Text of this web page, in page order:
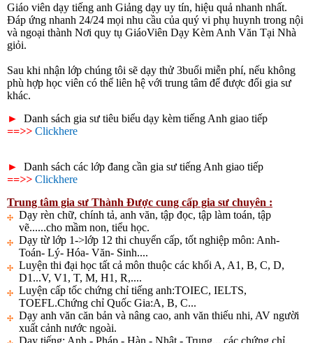
Giáo viên dạy tiếng anh Giảng dạy uy tín, hiệu quả nhanh nhất.
Đáp ứng nhanh 24/24 mọi nhu cầu của quý vi phụ huynh trong nội
và ngoại thành Nơi quy tụ GiáoViên Dạy Kèm Anh Văn Tại Nhà
giỏi.
Sau khi nhận lớp chúng tôi sẽ dạy thử 3buổi miễn phí, nếu không
phù hợp học viên có thể liên hệ với trung tâm để được đổi gia sư
khác.
►
Danh sách gia sư tiêu biểu dạy kèm tiếng Anh giao tiếp
==>> Clickhere
► Danh sách các lớp đang cần gia sư tiếng Anh giao tiếp
==>> Clickhere
Trung tâm gia sư Thành Được cung cấp gia sư chuyên :
Dạy rèn chữ, chính tả, anh văn, tập đọc, tập làm toán, tập
vẽ......cho mầm non, tiểu học.
Dạy từ lớp 1->lớp 12 thi chuyển cấp, tốt nghiệp môn: Anh-
Toán- Lý- Hóa- Văn- Sinh....
Luyện thi đại học tất cả môn thuộc các khối A, A1, B, C, D,
D1...V, V1, T, M, H1, R,....
Luyện cấp tốc chứng chỉ tiếng anh:TOIEC, IELTS,
TOEFL.Chứng chỉ Quốc Gia:A, B, C...
Dạy anh văn căn bản và nâng cao, anh văn thiếu nhi, AV người
xuất cảnh nước ngoài.
Dạy tiếng: Anh - Pháp - Hàn - Nhật - Trung....các chứng chỉ,